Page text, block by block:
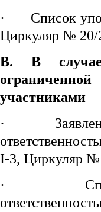
· Список
Циркуляр №
В. В
участниками
·
I-3, Циркуляр
·